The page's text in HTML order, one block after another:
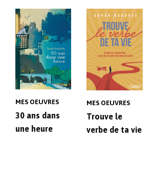
MES OEUVRES
30 ans dans
une heure
MES OEUVRES
Trouve le
verbe de ta vie